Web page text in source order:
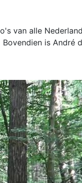
van alle
is André